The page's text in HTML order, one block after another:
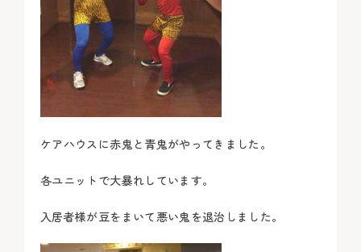
ケアハウスに赤鬼と青鬼がやってきました。
各ユニットで大暴れしています。
入居者様が豆をまいて悪い鬼を退治しました。